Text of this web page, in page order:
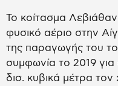
Το κοίτασμα
φυσικό αέριο στην
της παραγωγής του
συμφωνία το 2019 για
δισ. κυβικά μέτρα